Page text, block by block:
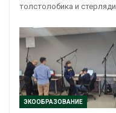
толстолобика и стерляди
ЭКООБРАЗОВАНИЕ